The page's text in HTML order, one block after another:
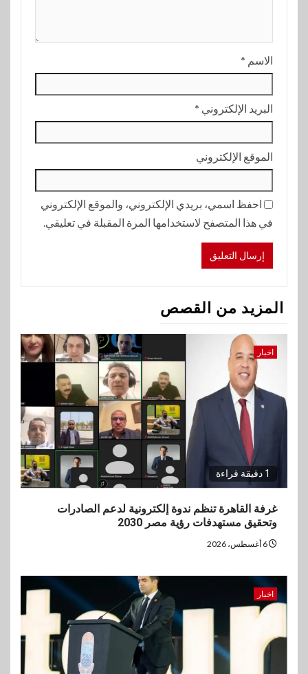
الاسم *
البريد الإلكتروني *
الموقع الإلكتروني
احفظ اسمي، بريدي الإلكتروني، والموقع الإلكتروني
في هذا المتصفح لاستخدامها المرة المقبلة في تعليقي.
المزيد من القصص
اخبار
1 دقيقة قراءة
غرفة القاهرة تنظم ندوة إلكترونية لدعم الصادرات
وتحقيق مستهدفات رؤية مصر 2030
اخبار